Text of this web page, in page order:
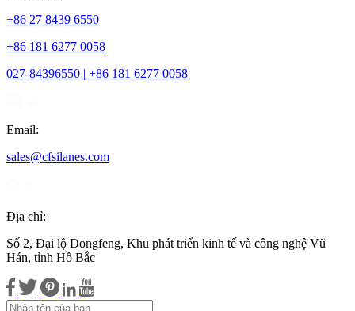
+86 27 8439 6550
+86 181 6277 0058
027-84396550 | +86 181 6277 0058
Email:
sales@cfsilanes.com
Địa chỉ:
Số 2, Đại lộ Dongfeng, Khu phát triển kinh tế và công nghệ Vũ
Hán, tỉnh Hồ Bắc